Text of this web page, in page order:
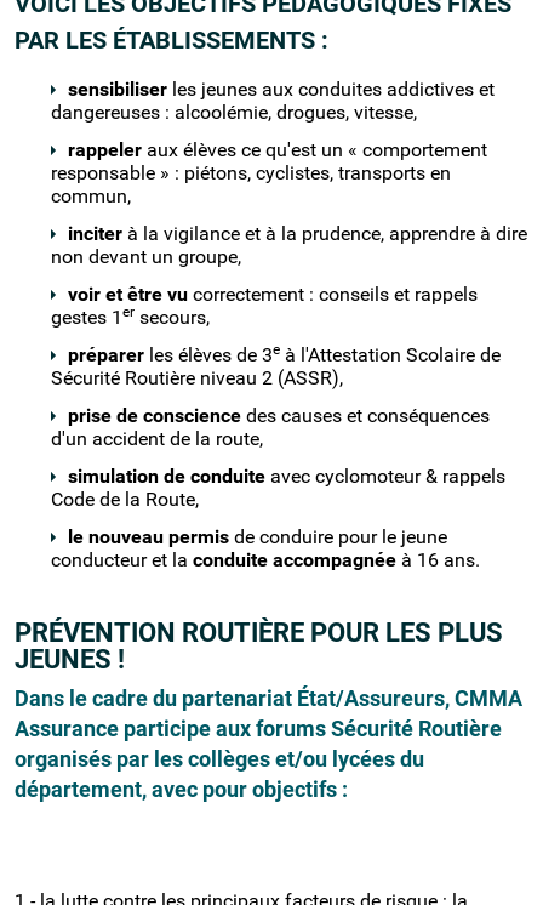
PAR LES ÉTABLISSEMENTS :
sensibiliser les jeunes aux conduites addictives et
dangereuses : alcoolémie, drogues, vitesse,
rappeler aux élèves ce qu'est un « comportement
responsable » : piétons, cyclistes, transports en
commun,
inciter à la vigilance et à la prudence, apprendre à dire
non devant un groupe,
voir et être vu correctement : conseils et rappels
gestes 1 er secours,
préparer les élèves de 3e à l'Attestation Scolaire de
Sécurité Routière niveau 2 (ASSR),
prise de conscience des causes et conséquences
d'un accident de la route,
simulation de conduite avec cyclomoteur & rappels
Code de la Route,
le nouveau permis de conduire pour le jeune
conducteur et la conduite accompagnée à 16 ans.
PRÉVENTION ROUTIÈRE POUR LES PLUS
JEUNES !
Dans le cadre du partenariat État/Assureurs, CMMA
Assurance participe aux forums Sécurité Routière
organisés par les collèges et/ou lycées du
département, avec pour objectifs :